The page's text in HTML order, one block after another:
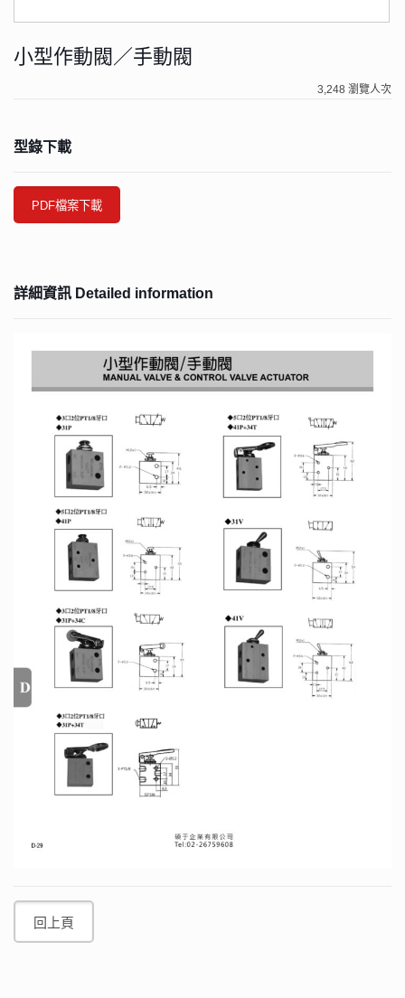
小型作動閥／手動閥
3,248 瀏覽人次
型錄下載
PDF檔案下載
詳細資訊 Detailed information
回上頁